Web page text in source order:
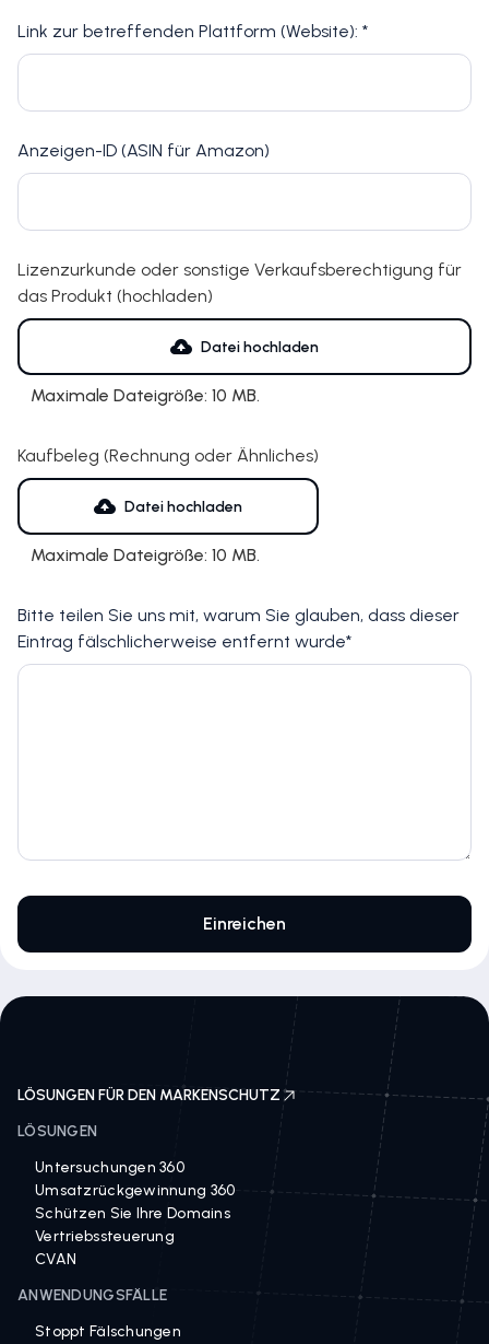
Link zur betreffenden Plattform (Website): *
Anzeigen-ID (ASIN für Amazon)
Lizenzurkunde oder sonstige Verkaufsberechtigung für
das Produkt (hochladen)
Datei hochladen
Maximale Dateigröße: 10 MB.
Kaufbeleg (Rechnung oder Ähnliches)
Datei hochladen
Maximale Dateigröße: 10 MB.
Bitte teilen Sie uns mit, warum Sie glauben, dass dieser
Eintrag fälschlicherweise entfernt wurde*
LÖSUNGEN FÜR DEN MARKENSCHUTZ
LÖSUNGEN
Untersuchungen 360
Umsatzrückgewinnung 360
Schützen Sie Ihre Domains
Vertriebssteuerung
CVAN
ANWENDUNGSFÄLLE
Stoppt Fälschungen